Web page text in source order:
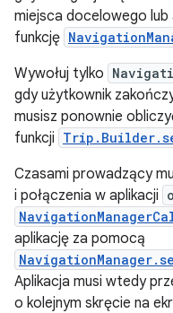
miejsca docelowego lub
funkcję
Wywołuj tylko
gdy użytkownik
musisz ponownie
funkcji
Czasami prowadzący
i połączenia w aplikacji
aplikację za pomocą
Aplikacja musi wtedy
o kolejnym skręcie na